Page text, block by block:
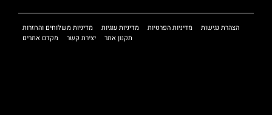
הצהרת נגישות מדיניות הפרטיות מדיניות עוגיות
מדיניות משלוחים והחזרות
תקנון אתר
יצירת קשר מקדם אתרים